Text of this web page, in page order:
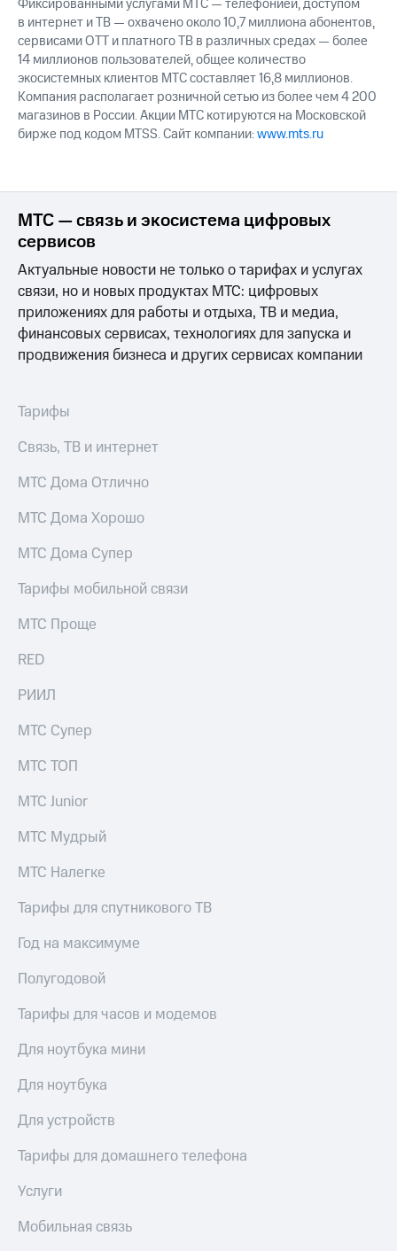
Фиксированными услугами МТС — телефонией, доступом
в интернет и ТВ — охвачено около 10,7 миллиона абонентов,
сервисами OTT и платного ТВ в различных средах — более
14 миллионов пользователей, общее количество
экосистемных клиентов МТС составляет 16,8 миллионов.
Компания располагает розничной сетью из более чем 4 200
магазинов в России. Акции МТС котируются на Московской
бирже под кодом MTSS. Сайт компании:www.mts.ru
МТС — связь и экосистема цифровых
сервисов
Актуальные новости не только о тарифах и услугах
связи, но и новых продуктах МТС: цифровых
приложениях для работы и отдыха, ТВ и медиа,
финансовых сервисах, технологиях для запуска и
продвижения бизнеса и других сервисах компании
Тарифы
Связь, ТВ и интернет
МТС Дома Отлично
МТС Дома Хорошо
МТС Дома Супер
Тарифы мобильной связи
МТС Проще
RED
РИИЛ
МТС Супер
МТС ТОП
МТС Junior
МТС Мудрый
МТС Налегке
Тарифы для спутникового ТВ
Год на максимуме
Полугодовой
Тарифы для часов и модемов
Для ноутбука мини
Для ноутбука
Для устройств
Тарифы для домашнего телефона
Услуги
Мобильная связь